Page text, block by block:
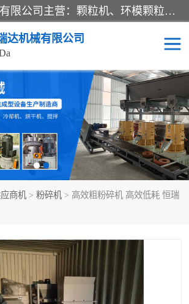
济南恒瑞达机械有限公司主营：颗粒机、环模颗粒机、平模颗粒机、粉碎机、滚筒筛分机、冷却机、颗粒燃烧机、生物质颗粒机、木屑颗粒机、秸秆颗粒机、饲料颗粒机、燃料颗粒机、木材粉碎机、秸秆粉碎机、饲料粉碎机、颗粒冷却机、锯末滚筒筛、锤片粉碎机、滚筒筛、搅拌机等产品。
达机械有限公司
商机 > 粉碎机 > 高效粗粉碎机 高效低耗 恒瑞
环模颗粒机
生物质颗粒机
饲料颗粒机
木屑颗粒机
锤片粉碎机
冷却机